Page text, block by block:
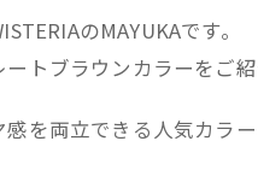
のMAYUKAです。
トブラウンカラーをご紹
を両立できる人気カラ